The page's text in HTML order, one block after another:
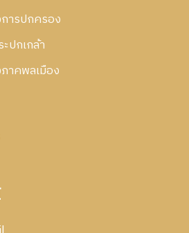
ารปกครอง
ปกเกล้า
าคพลเมือง